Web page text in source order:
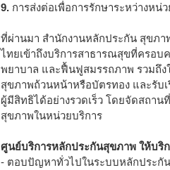
9. การส่งต่อเพื่อการรักษาระหว่างหน่
ที่ผ่านมา สำนักงานหลักประกัน สุขภา
ไทยเข้าถึงบริการสาธารณสุขที่ครอบ
พยาบาล และฟื้นฟูสมรรถภาพ รวมถึง
สุขภาพถ้วนหน้าหรือบัตรทอง และรับ
ผู้มีสิทธิได้อย่างรวดเร็ว โดยจัดสถา
สุขภาพในหน่วยบริการ
ศูนย์บริการหลักประกันสุขภาพ ให้บริ
- ตอบปัญหาทั่วไปในระบบหลักประกั